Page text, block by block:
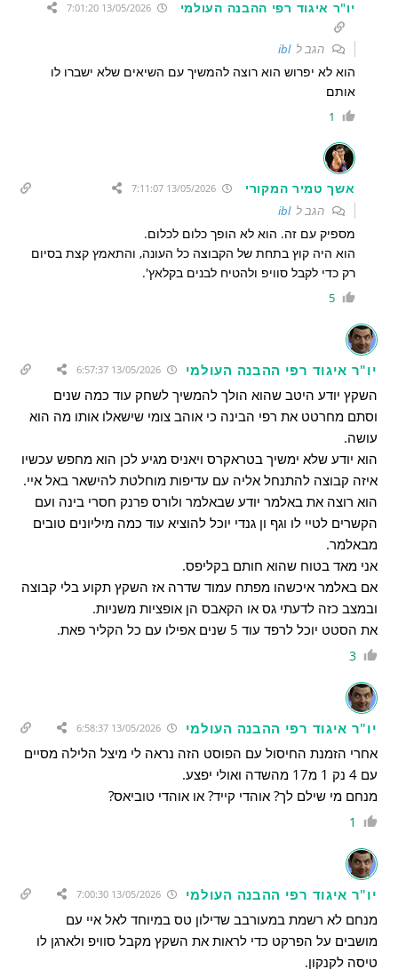
יו"ר איגוד רפי ההבנה העולמי 13/05/2026 7:01:20
הגב לibl
הוא לא יפרוש הוא רוצה להמשיך עם השיאים שלא ישברו לו
אותם
1
אשך טמיר המקורי
הגב לibl
מספיק עם זה. הוא לא הופך כלום לכלום.
הוא היה קוץ בתחת של הקבוצה כל העונה, והתאמץ קצת בסיום
רק כדי לקבל סוויפ ולהטיח לבנים בקלאץ'.
5
יו"ר איגוד רפי ההבנה העולמי 13/05/2026 6:57:37
השקץ יודע היטב שהוא הולך להמשיך לשחק עוד כמה שנים
וסתם מחרטט את רפי הבינה כי אוהב צומי שישאלו אותו מה הוא
עושה.
הוא יודע שלא ימשיך בטראקרס ויאניס מגיע לכן הוא מחפש עכשיו
איזה קבוצה להתנחל אליה עם עדיפות מוחלטת להישאר באל איי.
הוא רוצה את באלמר יודע שבאלמר ולורס פרנק חסרי בינה ועם
הקשרים לטיי לו וגף ון גנדי יוכל להוציא עוד כמה מיליונים טובים
מבאלמר.
אני מאד בטוח שהוא חותם בקליפס.
אם באלמר איכשהו מפתח עמוד שדרה אז השקץ תקוע בלי קבוצה
ובמצב כזה לדעתי גס או הקאבס הן אופציות משניות.
את הסטט יוכל לרפד עוד 5 שנים אפילו עם כל הקליר פאת.
3
יו"ר איגוד רפי ההבנה העולמי 13/05/2026 6:58:37
אחרי הזמנת החיסול עם הפוסט הזה נראה לי מיצל הלילה מסיים
עם 4 נק 1 מ17 מהשדה ואולי יפצע.
מנחם מי שילם לך? אוהדי קייד? או אוהדי טוביאס?
1
יו"ר איגוד רפי ההבנה העולמי 13/05/2026 7:00:30
מנחם לא רשמת במעורבב שדילון טס במיוחד לאל איי עם
מושבים על הפרקט כדי לראות את השקץ מקבל סוויפ ולארגן לו
טיסה לקנקון.